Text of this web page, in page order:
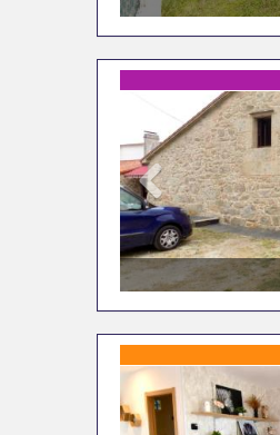
Previous
Previous